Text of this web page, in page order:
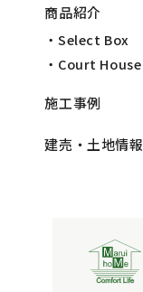
商品紹介
・Select Box
・Court House
施工事例
建売・土地情報